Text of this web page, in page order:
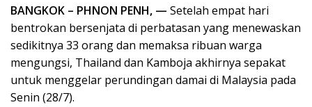
BANGKOK – PHNON PENH, — Setelah empat hari
bentrokan bersenjata di perbatasan yang menewaskan
sedikitnya 33 orang dan memaksa ribuan warga
mengungsi, Thailand dan Kamboja akhirnya sepakat
untuk menggelar perundingan damai di Malaysia pada
Senin (28/7).